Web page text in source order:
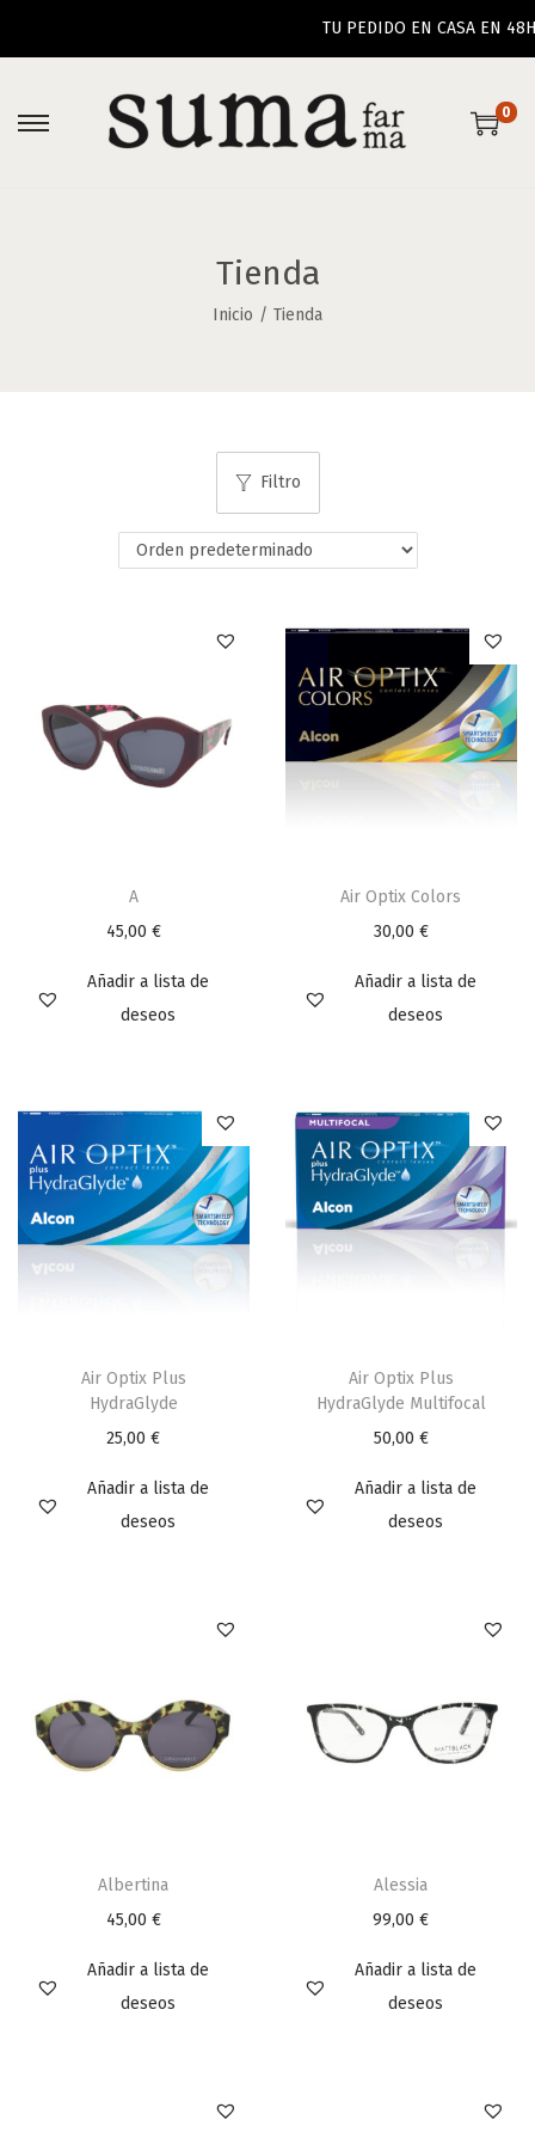
TU PEDIDO EN CASA EN
0
Tienda
Inicio / Tienda
Filtro
A
45,00 €
Añadir a lista de
deseos
Air Optix Colors
30,00 €
Añadir a lista de
deseos
Air Optix Plus
HydraGlyde
25,00€
Añadir a lista de
deseos
Air Optix Plus
HydraGlyde Multifocal
50,00 €
Añadir a lista de
deseos
Albertina
45,00 €
Añadir a lista de
deseos
Alessia
99,00€
Añadir a lista de
deseos